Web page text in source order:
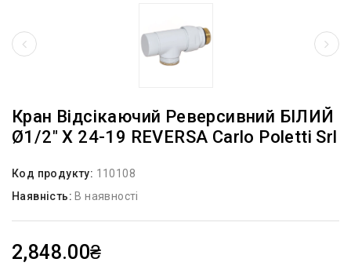
Кран Відсікаючий Реверсивний БІЛИЙ
Ø1/2″ X 24-19 REVERSA Carlo Poletti Srl
Код продукту: 110108
Наявність: В наявності
2,848.00₴